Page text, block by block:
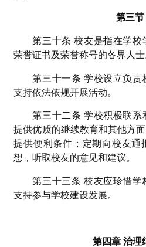
第三
第三十条 校友是指在学校
荣誉证书及荣誉称号的各界人士
第三十一条 学校设立负
支持依法依规开展活动。
第三十二条 学校积极联
提供优质的继续教育和其他方
提供便利条件；定期向校友通
想，听取校友的意见和建议。
第三十三条 校友应珍惜学
支持参与学校建设发展。
第四章 治理